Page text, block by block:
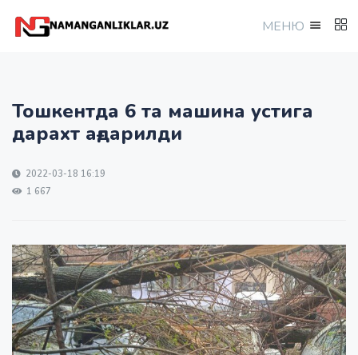
МEНЮ
Тошкентда 6 та машина устига
дарахт ағдарилди
2022-03-18 16:19
1 667